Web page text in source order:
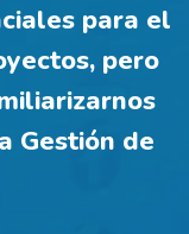
para el
pero
Gestión de